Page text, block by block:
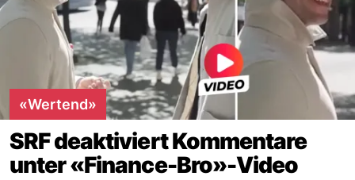
«Wertend»
SRF deaktiviert Kommentare
unter «Finance-Bro»-Video